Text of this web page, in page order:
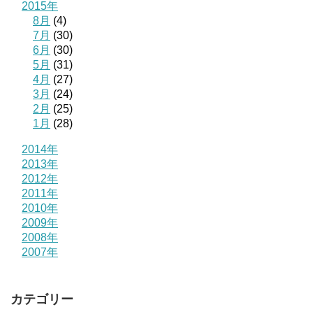
2015年
8月 (4)
7月 (30)
6月 (30)
5月 (31)
4月 (27)
3月 (24)
2月 (25)
1月 (28)
2014年
2013年
2012年
2011年
2010年
2009年
2008年
2007年
カテゴリー